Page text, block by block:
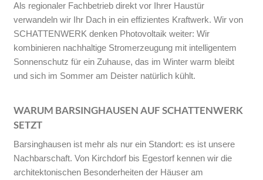
Als regionaler Fachbetrieb direkt vor Ihrer Haustür
verwandeln wir Ihr Dach in ein effizientes Kraftwerk. Wir von
SCHATTENWERK denken Photovoltaik weiter: Wir
kombinieren nachhaltige Stromerzeugung mit intelligentem
Sonnenschutz für ein Zuhause, das im Winter warm bleibt
und sich im Sommer am Deister natürlich kühlt.
WARUM BARSINGHAUSEN AUF SCHATTENWERK
SETZT
Barsinghausen ist mehr als nur ein Standort: es ist unsere
Nachbarschaft. Von Kirchdorf bis Egestorf kennen wir die
architektonischen Besonderheiten der Häuser am